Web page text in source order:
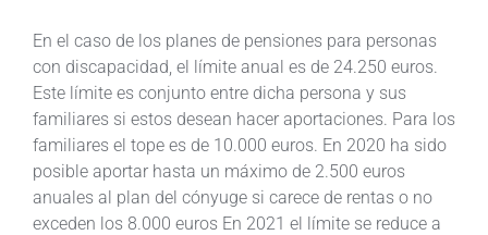
En el caso de los planes de pensiones para personas
con discapacidad, el límite anual es de 24.250 euros.
Este límite es conjunto entre dicha persona y sus
familiares si estos desean hacer aportaciones. Para los
familiares el tope es de 10.000 euros. En 2020 ha sido
posible aportar hasta un máximo de 2.500 euros
anuales al plan del cónyuge si carece de rentas o no
exceden los 8.000 euros En 2021 el límite se reduce a